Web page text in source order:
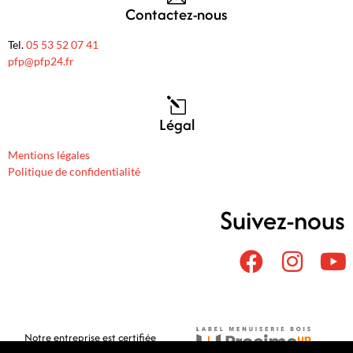
Contactez-nous
Tel.05 53 52 07 41
pfp@pfp24.fr
Légal
Mentions légales
Politique de confidentialité
Suivez-nous
Notre entreprise est certifiée